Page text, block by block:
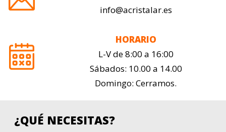
info@acristalar.es
HORARIO
L-V de 8:00 a 16:00
Sábados: 10.00 a 14.00
Domingo: Cerramos.
¿QUÉ NECESITAS?